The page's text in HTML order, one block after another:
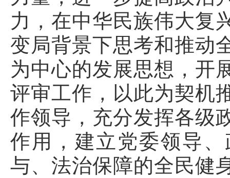
力，在中华民族伟大复
变局背景下思考和推动
为中心的发展思想，开
评审工作，以此为契机
作领导，充分发挥各级
作用，建立党委领导
与、法治保障的全民健